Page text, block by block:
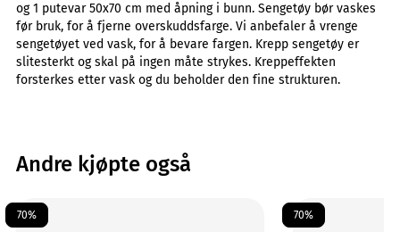
og 1 putevar 50x70 cm med åpning i bunn. Sengetøy bør vaskes
før bruk, for å fjerne overskuddsfarge. Vi anbefaler å vrenge
sengetøyet ved vask, for å bevare fargen. Krepp sengetøy er
slitesterkt og skal på ingen måte strykes. Kreppeffekten
forsterkes etter vask og du beholder den fine strukturen.
Andre kjøpte også
70% 70%